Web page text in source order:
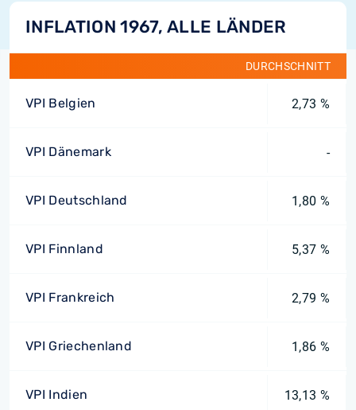
INFLATION 1967, ALLE LÄNDER
DURCHSCHNITT
VPI Belgien 2,73 %
VPI Dänemark -
VPI Deutschland 1,80 %
VPI Finnland 5,37 %
VPI Frankreich 2,79 %
VPI Griechenland 1,86 %
VPI Indien 13,13 %